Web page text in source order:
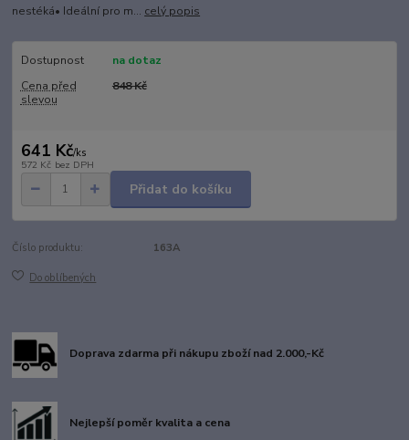
nestéká• Ideální pro m... celý popis
Dostupnost
na dotaz
Cena před
slevou
848 Kč
641 Kč/ks
572 Kč bez DPH
Přidat do košíku
Číslo produktu: 163A
Do oblíbených
Doprava zdarma při nákupu zboží nad 2.000,-Kč
Nejlepší poměr kvalita a cena